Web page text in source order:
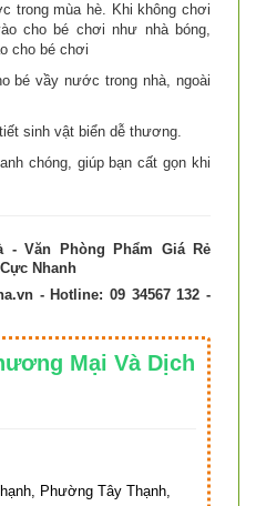
trong mùa hè. Khi không chơi
cho bé chơi như nhà bóng,
cho bé chơi
bé vầy nước trong nhà, ngoài
sinh vật biển dễ thương.
chóng, giúp bạn cất gọn khi
- Văn Phòng Phẩm Giá Rẻ
Nhanh
- Hotline: 09 34567 132 -
Mại Và Dịch
Phường Tây Thạnh,